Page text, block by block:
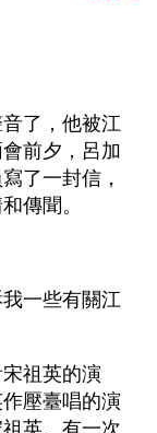
音了，他被江
前夕，呂加
了一封信，
傳聞。
一些有關江
祖英的演
壓臺唱的演
英。有一次